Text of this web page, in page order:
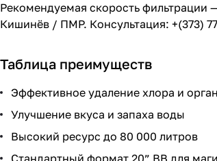
Рекомендуемая скорость фильтрации
Кишинёв / ПМР. Консультация: +(373)
Таблица преимуществ
Эффективное удаление хлора и
Улучшение вкуса и запаха воды
Высокий ресурс до 80 000 литров